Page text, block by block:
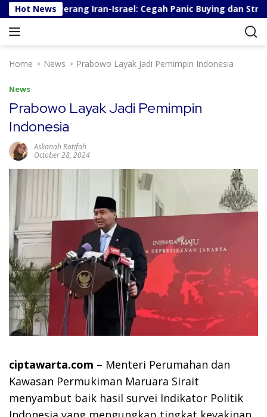
k
Hot News
Berita Perang Iran-Israel: Cegah Panic Buying dan Stres
Home News Prabowo Layak Jadi Pemimpin Indonesia
News
Prabowo Layak Jadi Pemimpin
Indonesia
Askanah Ratifah
October 28, 2024
ciptawarta.com – Menteri Perumahan dan
Kawasan Permukiman Maruara Sirait
menyambut baik hasil survei Indikator Politik